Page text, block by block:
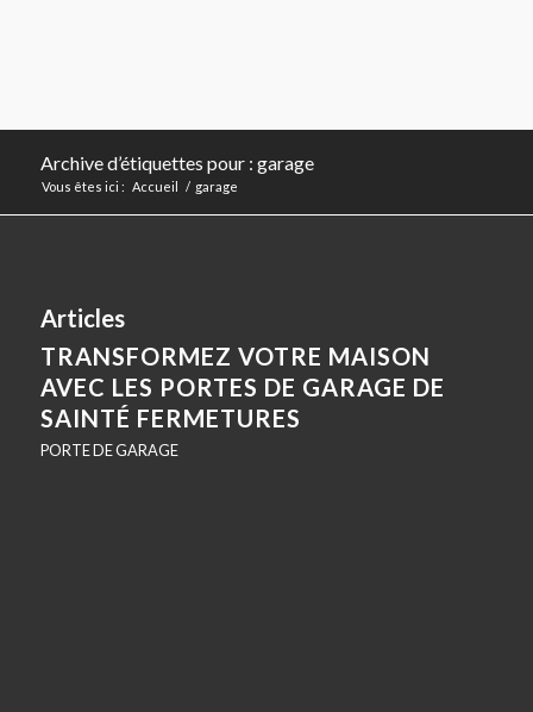
Archive d’étiquettes pour : garage
Vous êtes ici : Accueil / garage
Articles
TRANSFORMEZ VOTRE MAISON
AVEC LES PORTES DE GARAGE DE
SAINTÉ FERMETURES
PORTE DE GARAGE